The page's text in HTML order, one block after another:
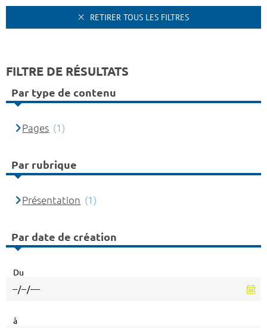
RETIRER TOUS LES FILTRES
FILTRE DE RÉSULTATS
Par type de contenu
Pages (1)
Par rubrique
Présentation (1)
Par date de création
Du
à